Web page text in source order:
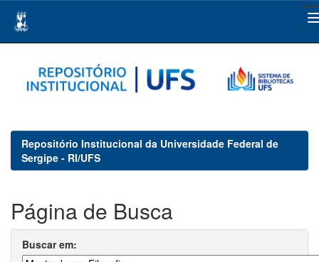
navigation
Repositório Institucional da Universidade Federal de
Sergipe - RI/UFS
Página de Busca
Buscar em: